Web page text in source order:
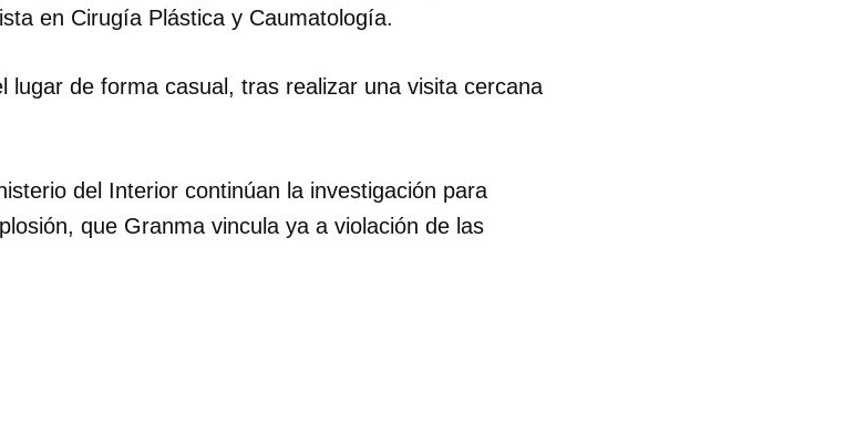
favorito, primero has de iniciar sesión con tu
en Cirugía Plástica y Caumatología.
lugar de forma casual, tras realizar una visita cercana
del Interior continúan la investigación para
que Granma vincula ya a violación de las